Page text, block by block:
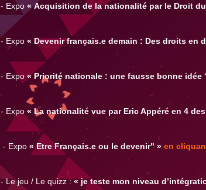
- Expo « Acquisition de la nationalité par le Droit
- Expo « Devenir français.e demain : Des droits en
- Expo « Priorité nationale : une fausse bonne idée
- Expo « La nationalité vue par Eric Appéré en 4
- Expo « Etre Français.e ou le devenir" » en
- Le jeu / Le quizz :« je teste mon niveau